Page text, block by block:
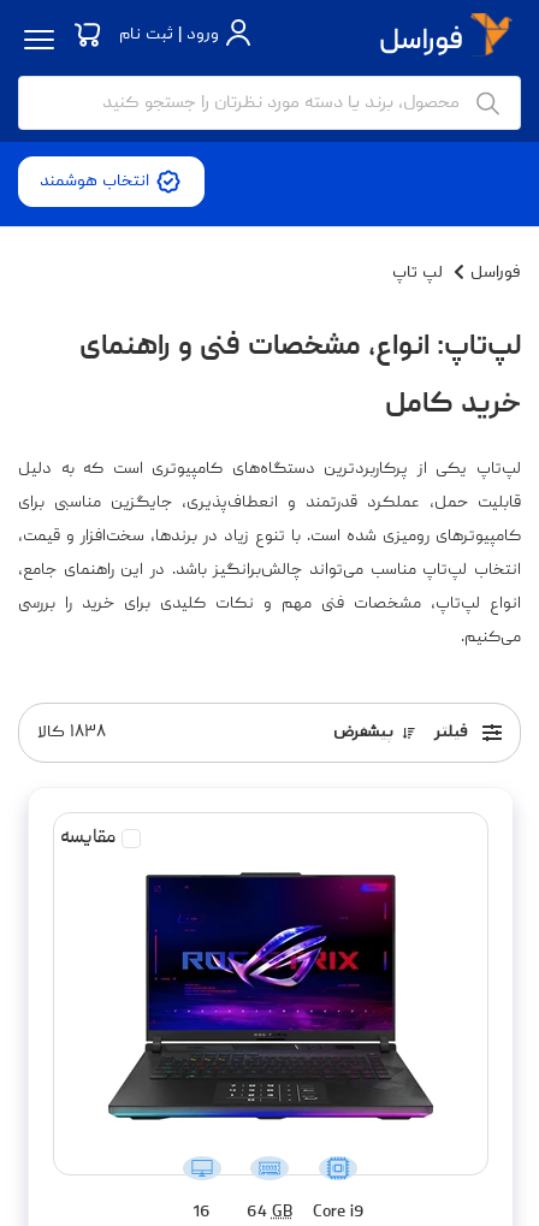
ورود | ثبت نام
انتخاب هوشمند
فوراسل لپ تاپ
لپ‌تاپ: انواع، مشخصات فنی و راهنمای
خرید کامل
لپ‌تاپ یکی از پرکاربردترین دستگاه‌های کامپیوتری است که به دلیل
قابلیت حمل، عملکرد قدرتمند و انعطاف‌پذیری، جایگزین مناسبی برای
کامپیوترهای رومیزی شده است. با تنوع زیاد در برندها، سخت‌افزار و قیمت،
انتخاب لپ‌تاپ مناسب می‌تواند چالش‌برانگیز باشد. در این راهنمای جامع،
انواع لپ‌تاپ، مشخصات فنی مهم و نکات کلیدی برای خرید را بررسی
می‌کنیم.
فیلتر پیشفرض ۱۸۳۸ کالا
مقایسه
Core i9
64GB
16